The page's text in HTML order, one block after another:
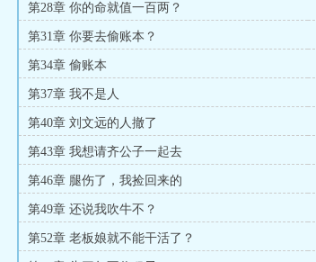
第28章 你的命就值一百两？
第31章 你要去偷账本？
第34章 偷账本
第37章 我不是人
第40章 刘文远的人撤了
第43章 我想请齐公子一起去
第46章 腿伤了，我捡回来的
第49章 还说我吹牛不？
第52章 老板娘就不能干活了？